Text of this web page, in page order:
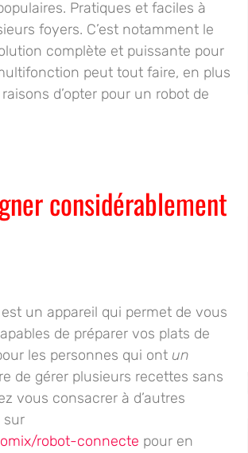
Pratiques et faciles à
foyers. C’est notamment le
complète et puissante pour
peut tout faire, en plus
d’opter pour un robot de
considérablement
est un appareil qui permet de vous
de préparer vos plats de
les personnes qui ont un
de gérer plusieurs recettes sans
vous consacrer à d’autres
sur
robot-connecte pour en